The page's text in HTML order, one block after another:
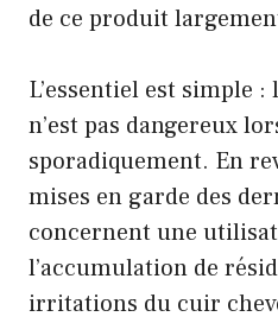
de ce produit
L’essentiel est simple
n’est pas dangereux
sporadiquement. En
mises en garde des
concernent une
l’accumulation de
irritations du cuir